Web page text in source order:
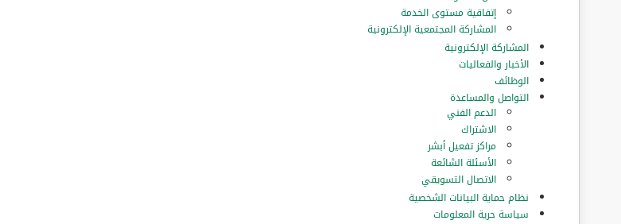
إتفاقية مستوى الخدمة
المشاركة المجتمعية الإلكترونية
المشاركة الإلكترونية
الأخبار والفعاليات
الوظائف
التواصل والمساعدة
الدعم الفني
الاشتراك
مراكز تفعيل أبشر
الأسئلة الشائعة
الاتصال التسويقي
نظام حماية البيانات الشخصية
سياسة حرية المعلومات